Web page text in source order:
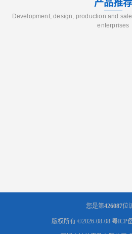
产品推荐
Development, design, production and
enterprises
您是第426087位
版权所有 ©2026-08-08 粤ICP